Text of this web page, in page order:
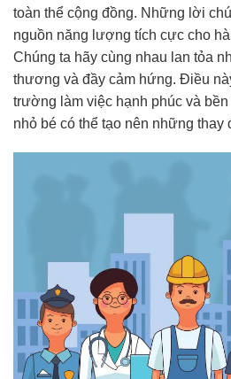
toàn thể cộng đồng. Những lời
nguồn năng lượng tích cực cho
Chúng ta hãy cùng nhau lan tỏa
thương và đầy cảm hứng. Điều
trường làm việc hạnh phúc và
nhỏ bé có thể tạo nên những thay